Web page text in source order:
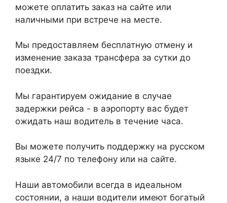
можете оплатить заказ на сайте или
наличными при встрече на месте.
Мы предоставляем бесплатную отмену и
изменение заказа трансфера за сутки до
поездки.
Мы гарантируем ожидание в случае
задержки рейса - в аэропорту вас будет
ожидать наш водитель в течение часа.
Вы можете получить поддержку на русском
языке 24/7 по телефону или на сайте.
Наши автомобили всегда в идеальном
состоянии, а наши водители имеют богатый